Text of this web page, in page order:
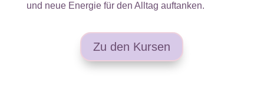
und neue Energie für den Alltag auftanken.
Zu den Kursen